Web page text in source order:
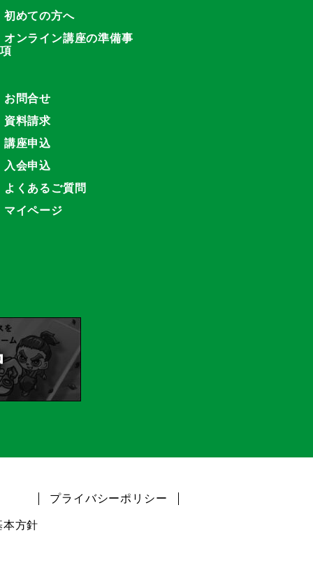
初めての方へ
オンライン講座の準備事
項
お問合せ
資料請求
講座申込
入会申込
よくあるご質問
マイページ
プライバシーポリシー
本方針